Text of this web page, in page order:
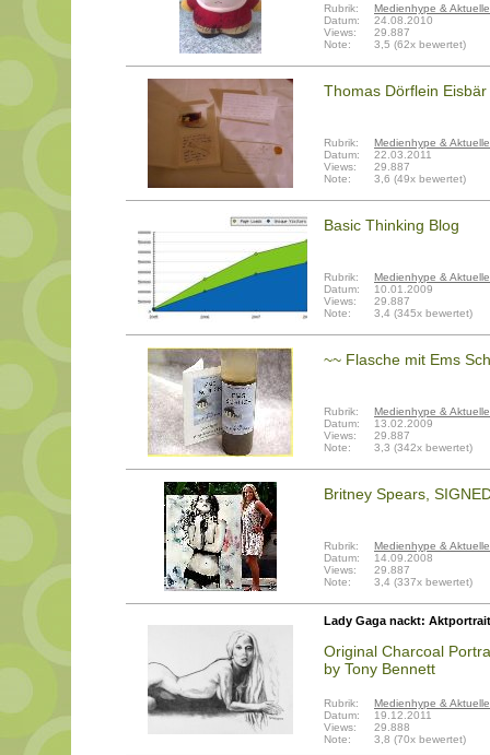
Rubrik:
Medienhype &
Datum:
24.08.2010
Views:
29.887
Note:
3,5 (62x bewertet)
Thomas Dörflein
Rubrik:
Medienhype &
Datum:
22.03.2011
Views:
29.887
Note:
3,6 (49x bewertet)
Basic Thinking Blog
Rubrik:
Medienhype &
Datum:
10.01.2009
Views:
29.887
Note:
3,4 (345x bewertet)
~~ Flasche mit Ems
Rubrik:
Medienhype &
Datum:
13.02.2009
Views:
29.887
Note:
3,3 (342x bewertet)
Britney Spears,
Rubrik:
Medienhype &
Datum:
14.09.2008
Views:
29.887
Note:
3,4 (337x bewertet)
Lady Gaga nackt:
Original Charcoal
by Tony Bennett
Rubrik:
Medienhype &
Datum:
19.12.2011
Views:
29.888
Note:
3,8 (70x bewertet)